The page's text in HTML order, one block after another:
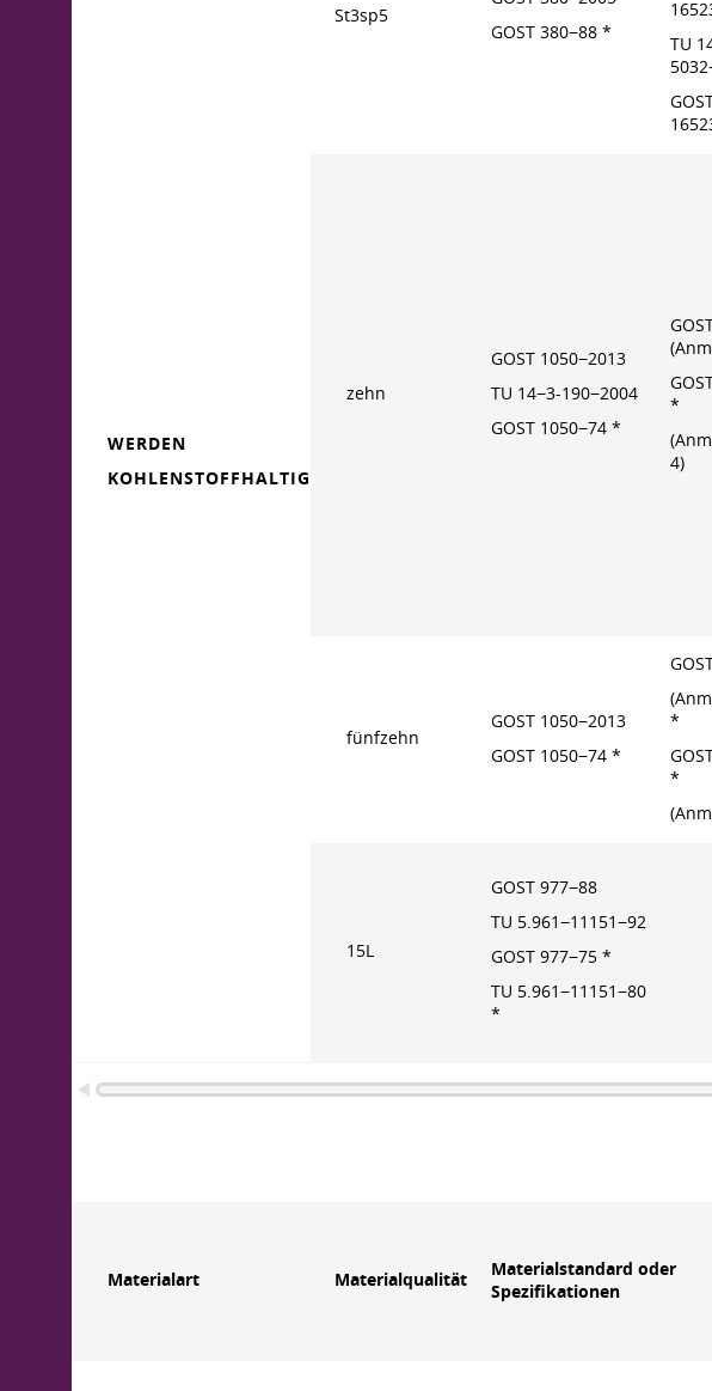
WERDEN
KOHLENSTOFFHALTIG
St3sp5
GOST 380−88 *
TU
zehn
GOST 1050−2013
TU 14−3-190−2004
GOST 1050−74 *
*
4)
fünfzehn
GOST 1050−2013
GOST 1050−74 *
*
*
15L
GOST 977−88
TU 5.961−11151−92
GOST 977−75 *
TU 5.961−11151−80
*
Materialart Materialqualität
Materialstandard oder
Spezifikationen